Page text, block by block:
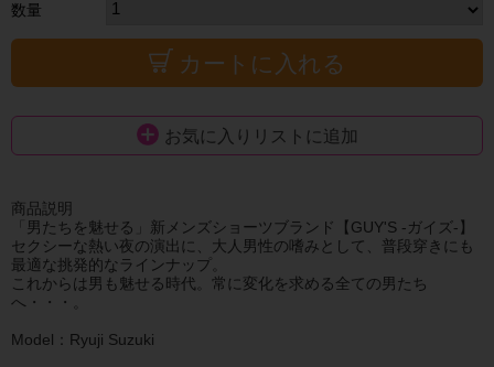
数量
カートに入れる
お気に入りリストに追加
商品説明
「男たちを魅せる」新メンズショーツブランド【GUY'S -ガイズ-】
セクシーな熱い夜の演出に、大人男性の嗜みとして、普段穿きにも
最適な挑発的なラインナップ。
これからは男も魅せる時代。常に変化を求める全ての男たち
へ・・・。
Model：Ryuji Suzuki